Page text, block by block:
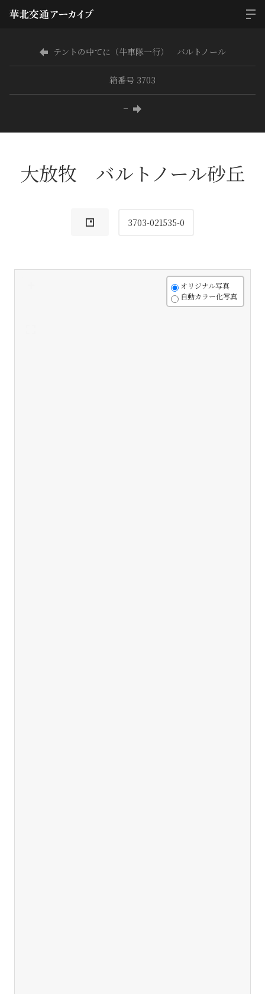
テントの中てに（牛車隊一行） バルトノール
箱番号 3703
−
大放牧 バルトノール砂丘
3703-021535-0
オリジナル写真
自動カラー化写真